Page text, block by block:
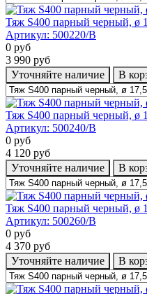
Тяж S400 парный черный, ø
Артикул: 500220/B
0 руб
3 990 руб
Уточняйте наличие
В
Тяж S400 парный черный, ø
Артикул: 500240/B
0 руб
4 120 руб
Уточняйте наличие
В
Тяж S400 парный черный, ø
Артикул: 500260/B
0 руб
4 370 руб
Уточняйте наличие
В